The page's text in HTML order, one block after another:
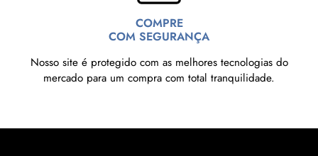
COMPRE
COM SEGURANÇA
Nosso site é protegido com as melhores tecnologias do
mercado para um compra com total tranquilidade.